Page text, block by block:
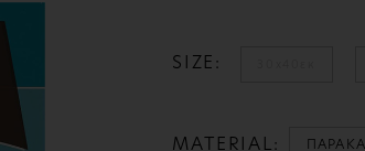
SIZE:
MATERIAL: